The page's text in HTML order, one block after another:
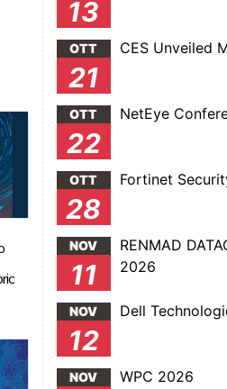
13
OTT
21
CES Unveiled
OTT
22
NetEye
OTT
28
Fortinet
NOV
11
RENMAD
2026
NOV
12
Dell
NOV WPC 2026